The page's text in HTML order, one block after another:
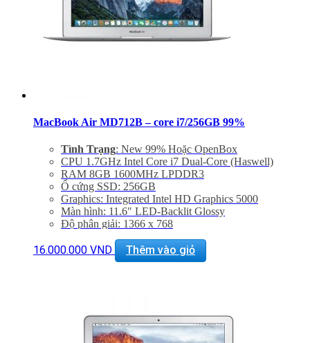
MacBook Air MD712B – core i7/256GB 99%
Tình Trạng: New 99% Hoặc OpenBox
CPU 1.7GHz Intel Core i7 Dual-Core (Haswell)
RAM 8GB 1600MHz LPDDR3
Ổ cứng SSD: 256GB
Graphics: Integrated Intel HD Graphics 5000
Màn hình: 11.6″ LED-Backlit Glossy
Độ phân giải: 1366 x 768
Cổng mạng: 802.11ac Wi-Fi, Bluetooth 4.0
Khe cắm: Dual USB 3.0 Ports, One Thunderbolt Port
Thiết bị nghe nhìn: 720p FaceTime HD Camera
Miễn phí vận chuyển trên toàn quốc
Miễn phí hỗ trợ cài đặt phần mềm
16.000.000 VND Thêm vào giỏ